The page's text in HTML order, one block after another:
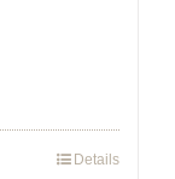
Details